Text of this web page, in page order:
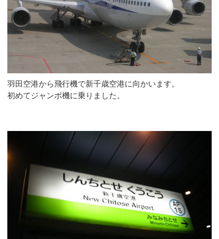
羽田空港から飛行機で新千歳空港に向かいます。
初めてジャンボ機に乗りました。